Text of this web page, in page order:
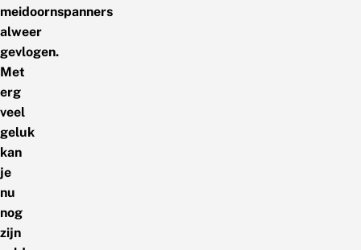
meidoornspanners
alweer
gevlogen.
Met
erg
veel
geluk
kan
je
nu
nog
zijn